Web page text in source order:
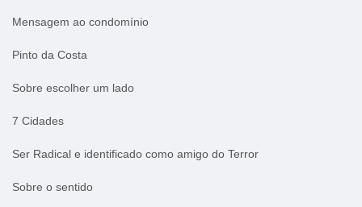
Mensagem ao condomínio
Pinto da Costa
Sobre escolher um lado
7 Cidades
Ser Radical e identificado como amigo do Terror
Sobre o sentido